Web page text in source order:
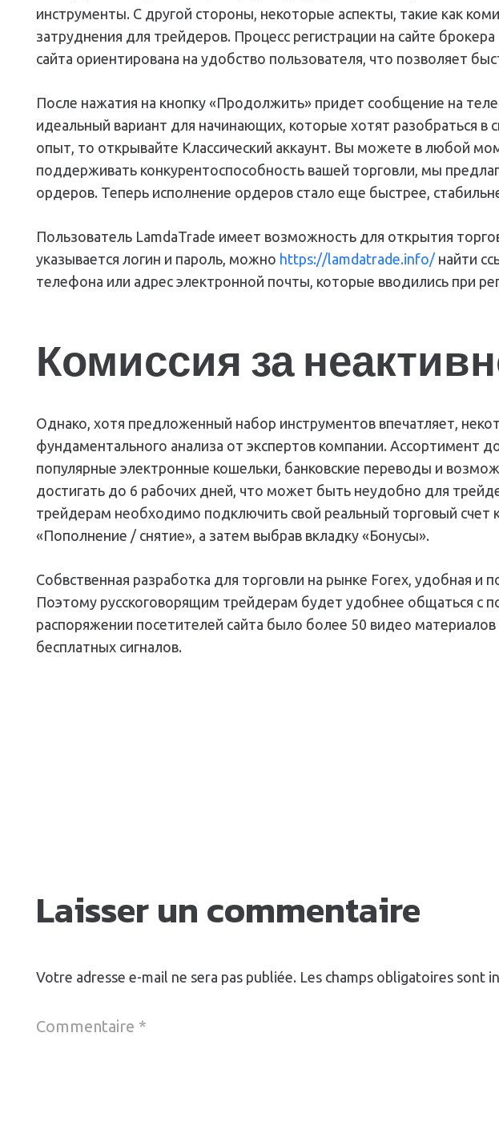
инструменты. С другой стороны, некоторые аспекты, такие как
затруднения для трейдеров. Процесс регистрации на сайте
сайта ориентирована на удобство пользователя, что позволяет
После нажатия на кнопку «Продолжить» придет сообщение на
идеальный вариант для начинающих, которые хотят разобраться
опыт, то открывайте Классический аккаунт. Вы можете в любой
поддерживать конкурентоспособность вашей торговли, мы
ордеров. Теперь исполнение ордеров стало еще быстрее,
Пользователь LamdaTrade имеет возможность для открытия
указывается логин и пароль, можно https://lamdatrade.info/найти
телефона или адрес электронной почты, которые вводились при
Комиссия за
Однако, хотя предложенный набор инструментов впечатляет,
фундаментального анализа от экспертов компании. Ассортимент
популярные электронные кошельки, банковские переводы и
достигать до 6 рабочих дней, что может быть неудобно для
трейдерам необходимо подключить свой реальный торговый счет
«Пополнение / снятие», а затем выбрав вкладку «Бонусы».
Собвственная разработка для торговли на рынке Forex, удобная
Поэтому русскоговорящим трейдерам будет удобнее общаться с
распоряжении посетителей сайта было более 50 видео
бесплатных сигналов.
Laisser un commentaire
Votre adresse e-mail ne sera pas publiée. Les champs obligatoires sont